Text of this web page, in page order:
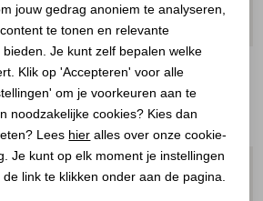
50%
POM AMSTERDAM
50,00 99,00
jouw gedrag anoniem te analyseren,
te tonen en relevante
Je kunt zelf bepalen welke
Klik op 'Accepteren' voor alle
om je voorkeuren aan te
noodzakelijke cookies? Kies dan
Lees hier alles over onze cookie-
Je kunt op elk moment je instellingen
link te klikken onder aan de pagina.